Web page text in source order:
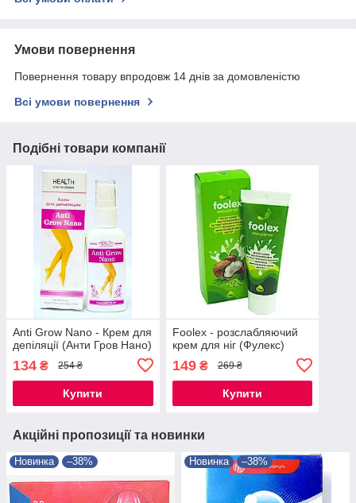
Умови повернення
Повернення товару впродовж 14 днів за домовленістю
Всі умови повернення
Подібні товари компанії
Anti Grow Nano - Крем для
депіляції (Анти Гров Нано)
134 ₴ 254 ₴
Купити
Foolex - розслабляючий
крем для ніг (Фулекс)
149₴ 269 ₴
Купити
Акційні пропозиції та новинки
Новинка –38% Новинка –38%